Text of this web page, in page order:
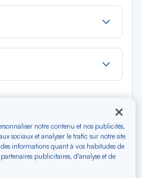
Vider
notre contenu et nos publicités,
sociaux et analyser le trafic sur notre site
informations quant à vos habitudes de
publicitaires, d'analyse et de